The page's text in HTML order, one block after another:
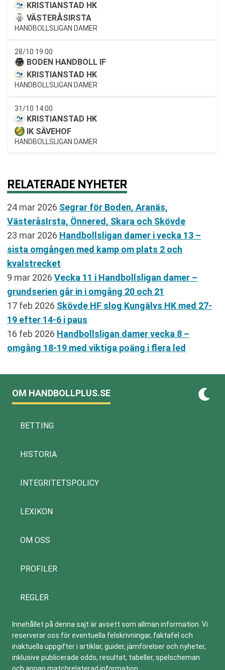
KRISTIANSTAD HK
VÄSTERÅSIRSTA
HANDBOLLSLIGAN DAMER
28/10 19:00
BODEN HANDBOLL IF
KRISTIANSTAD HK
HANDBOLLSLIGAN DAMER
31/10 14:00
KRISTIANSTAD HK
IK SÄVEHOF
HANDBOLLSLIGAN DAMER
RELATERADE NYHETER
24 mar 2026 Segrar för Boden, Aranäs,
VästeråsIrsta, Önnered, Skara och Skövde
23 mar 2026 Handbollsligan damer i vecka 13 –
sista omgången med kamp om plats 2 och
kvalstrecket
9 mar 2026 Vecka 11 i Handbollsligan damer –
grundserien går in i omgång 20 och 21
17 feb 2026 Skövde HF slog Kungälvs HK med 27-
19 efter 14-6 i paus
16 feb 2026 Handbollsligan damer vecka 8 –
omgång 18-19 med viktiga poäng i flera led
OM HANDBOLLPLUS.SE
BETTING
HISTORIA
INTEGRITETSPOLICY
LEXIKON
OM OSS
PROFILER
REGLER
Innehållet på denna sajt är avsett som allmän information. Vi
reserverar oss för eventuella felskrivningar, faktafel och
inaktuella uppgifter i artiklar, guider, jämförelser och nyheter,
inklusive publicerade odds, resultat, tabeller, spelscheman